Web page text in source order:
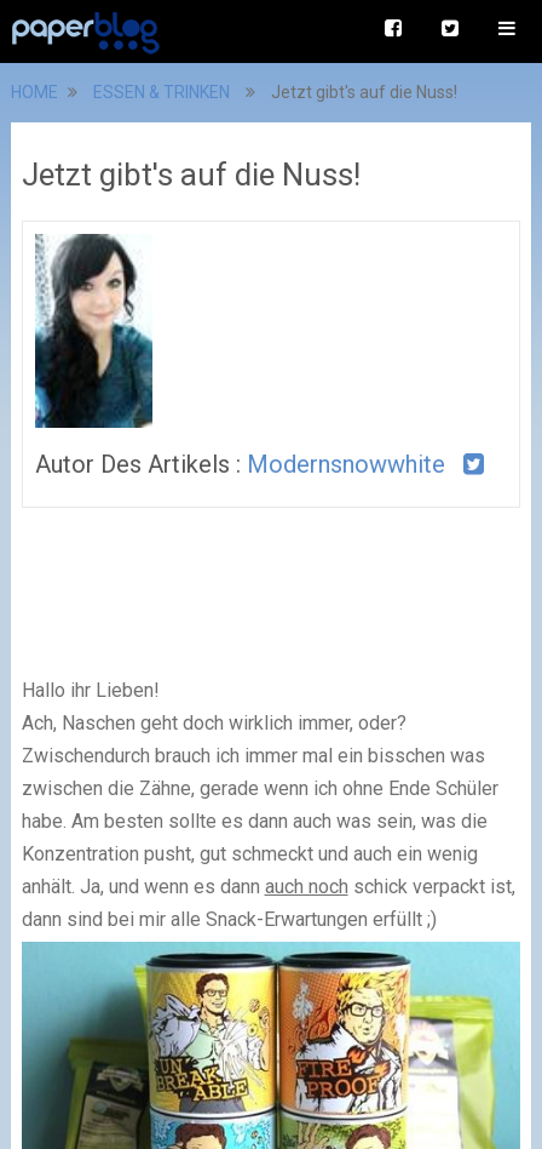
HOME ESSEN & TRINKEN Jetzt gibt's auf die Nuss!
Jetzt gibt's auf die Nuss!
Autor Des Artikels : Modernsnowwhite
Hallo ihr Lieben!
Ach, Naschen geht doch wirklich immer, oder?
Zwischendurch brauch ich immer mal ein bisschen was
zwischen die Zähne, gerade wenn ich ohne Ende Schüler
habe. Am besten sollte es dann auch was sein, was die
Konzentration pusht, gut schmeckt und auch ein wenig
anhält. Ja, und wenn es dann auch noch schick verpackt ist,
dann sind bei mir alle Snack-Erwartungen erfüllt ;)